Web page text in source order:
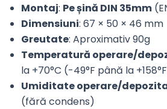
Montaj: Pe șină DIN 35mm
Dimensiuni: 67 × 50 × 46 mm
Greutate: Aproximativ 90g
Temperatură operare/
la +70°C (-49°F până la
Umiditate operare/
(fără condens)